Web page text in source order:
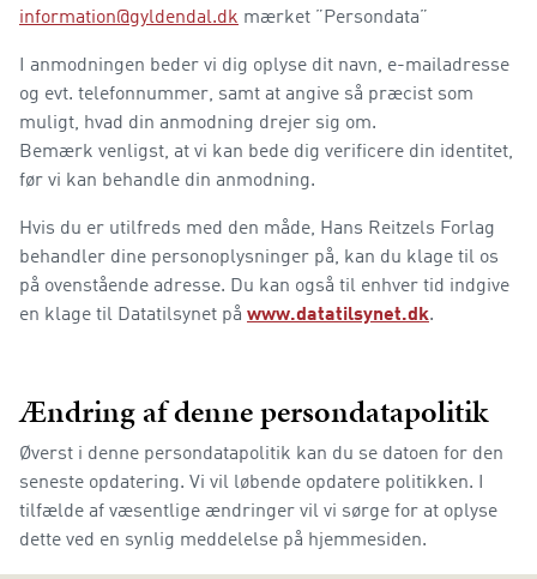
information@gyldendal.dk mærket ”Persondata”
I anmodningen beder vi dig oplyse dit navn, e-mailadresse
og evt. telefonnummer, samt at angive så præcist som
muligt, hvad din anmodning drejer sig om.
Bemærk venligst, at vi kan bede dig verificere din identitet,
før vi kan behandle din anmodning.
Hvis du er utilfreds med den måde, Hans Reitzels Forlag
behandler dine personoplysninger på, kan du klage til os
på ovenstående adresse. Du kan også til enhver tid indgive
en klage til Datatilsynet på www.datatilsynet.dk.
Ændring af denne persondatapolitik
Øverst i denne persondatapolitik kan du se datoen for den
seneste opdatering. Vi vil løbende opdatere politikken. I
tilfælde af væsentlige ændringer vil vi sørge for at oplyse
dette ved en synlig meddelelse på hjemmesiden.